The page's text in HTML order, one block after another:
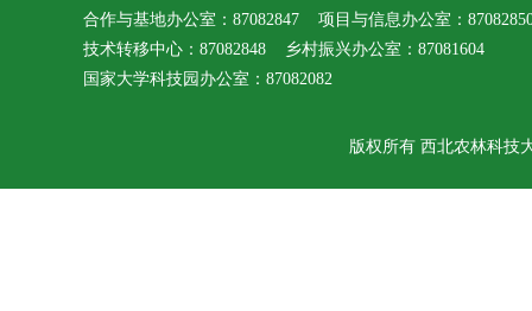
合作与基地办公室：87082847 项目与信息办公室：
技术转移中心：87082848 乡村振兴办公室：87081604
国家大学科技园办公室：87082082
版权所有 西北农林科技